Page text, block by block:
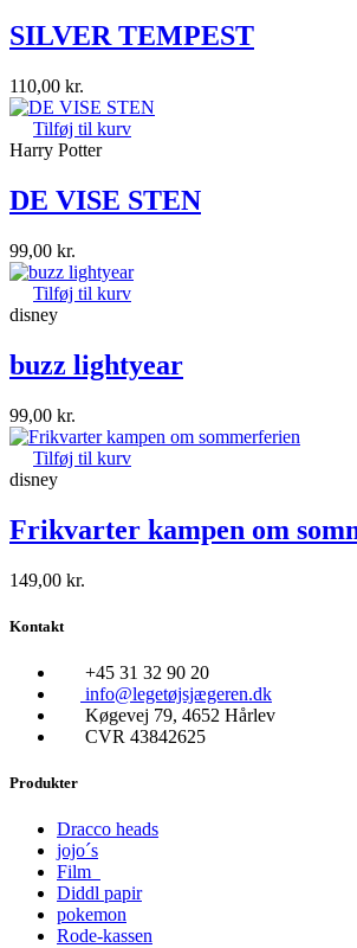
SILVER TEMPEST
110,00 kr.
Tilføj til kurv
Harry Potter
DE VISE STEN
99,00 kr.
Tilføj til kurv
disney
buzz lightyear
99,00 kr.
Tilføj til kurv
disney
Frikvarter kampen om
149,00 kr.
Kontakt
+45 31 32 90 20
info@legetøjsjægeren.dk
Køgevej 79, 4652 Hårlev
CVR 43842625
Produkter
Dracco heads
jojo´s
Film
Diddl papir
pokemon
Rode-kassen